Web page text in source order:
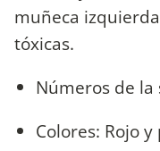
muñeca
tóxicas.
Números de la
Colores: Rojo